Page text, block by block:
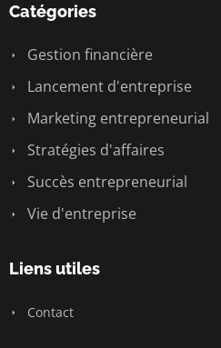
Catégories
Gestion financière
Lancement d'entreprise
Marketing entrepreneurial
Stratégies d'affaires
Succès entrepreneurial
Vie d'entreprise
Liens utiles
Contact